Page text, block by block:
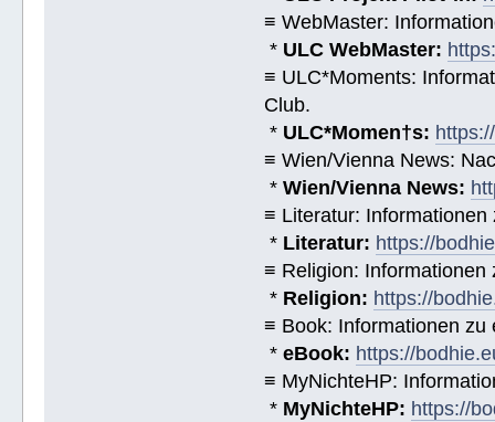
≡ WebMaster:
* ULC WebMaster:
≡ ULC*Moments:
Club.
* ULC*Momen†s:
≡ Wien/Vienna News:
*Wien/Vienna News:
≡ Literatur:
* Literatur: https://
≡ Religion: Informationen
* Religion: https://
≡ Book: Informationen zu
*eBook: https://
≡ MyNichteHP:
* MyNichteHP: https://